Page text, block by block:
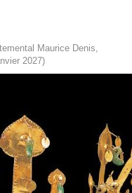
Maurice Denis,
2027)